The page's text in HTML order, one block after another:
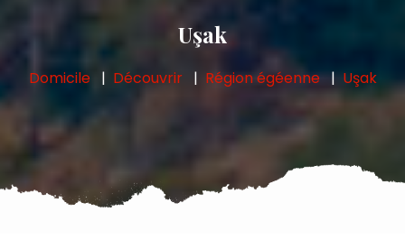
Uşak
Domicile Découvrir Région égéenne Uşak